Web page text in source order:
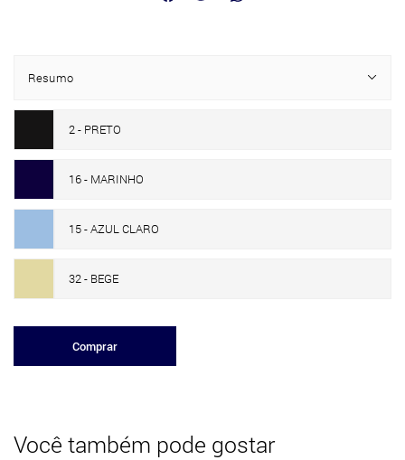
Resumo
2 - PRETO
16 - MARINHO
15 - AZUL CLARO
32 - BEGE
Comprar
Você também pode gostar